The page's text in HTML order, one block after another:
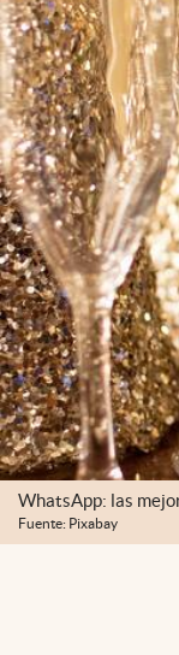
WhatsApp: las
Fuente: Pixabay